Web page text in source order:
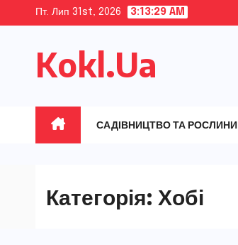
content
Пт. Лип 31st, 2026 3:13:30 AM
Kokl.Ua
САДІВНИЦТВО ТА РОСЛИНИ
Категорія: Хобі